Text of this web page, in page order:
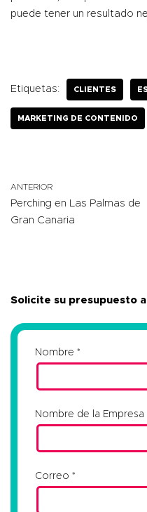
puede tener un resultado
Etiquetas: CLIENTES
MARKETING DE CONTENIDO
ANTERIOR
Perching en Las Palmas de
Gran Canaria
Solicite su presupuesto
Nombre
Nombre de la Empresa
Correo